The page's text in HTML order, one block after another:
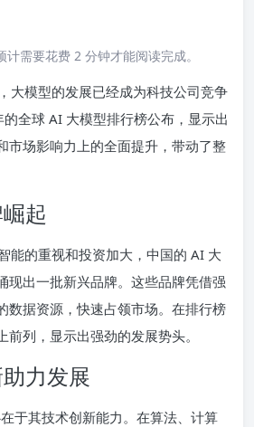
需要花费 2 分钟才能阅读完成。
大模型的发展已经成为科技公司竞争
全球 AI 大模型排行榜公布，显示出
市场影响力上的全面提升，带动了整
起
能的重视和投资加大，中国的 AI 大
现出一批新兴品牌。这些品牌凭借强
数据资源，快速占领市场。在排行榜
前列，显示出强劲的发展势头。
力发展
于其技术创新能力。在算法、计算